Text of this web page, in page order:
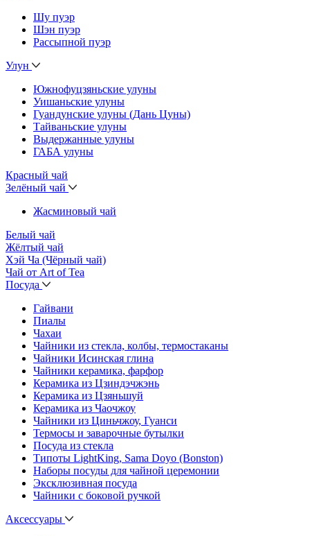
Шу пуэр
Шэн пуэр
Рассыпной пуэр
Улун
Южнофуцзяньские улуны
Уишаньские улуны
Гуандунские улуны (Дань Цуны)
Тайваньские улуны
Выдержанные улуны
ГАБА улуны
Красный чай
Зелёный чай
Жасминовый чай
Белый чай
Жёлтый чай
Хэй Ча (Чёрный чай)
Чай от Art of Tea
Посуда
Гайвани
Пиалы
Чахаи
Чайники из стекла, колбы, термостаканы
Чайники Исинская глина
Чайники керамика, фарфор
Керамика из Цзиндэчжэнь
Керамика из Цзяньшуй
Керамика из Чаочжоу
Чайники из Циньчжоу, Гуанси
Термосы и заварочные бутылки
Посуда из стекла
Типоты LightKing, Sama Doyo (Bonston)
Наборы посуды для чайной церемонии
Эксклюзивная посуда
Чайники с боковой ручкой
Аксессуары